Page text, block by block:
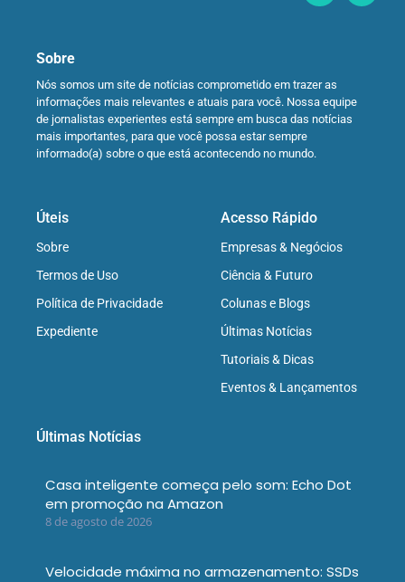
Sobre
Nós somos um site de notícias comprometido em trazer as
informações mais relevantes e atuais para você. Nossa equipe
de jornalistas experientes está sempre em busca das notícias
mais importantes, para que você possa estar sempre
informado(a) sobre o que está acontecendo no mundo.
Úteis
Sobre
Termos de Uso
Política de Privacidade
Expediente
Acesso Rápido
Empresas & Negócios
Ciência & Futuro
Colunas e Blogs
Últimas Notícias
Tutoriais & Dicas
Eventos & Lançamentos
Últimas Notícias
Casa inteligente começa pelo som: Echo Dot
em promoção na Amazon
8 de agosto de 2026
Velocidade máxima no armazenamento: SSDs